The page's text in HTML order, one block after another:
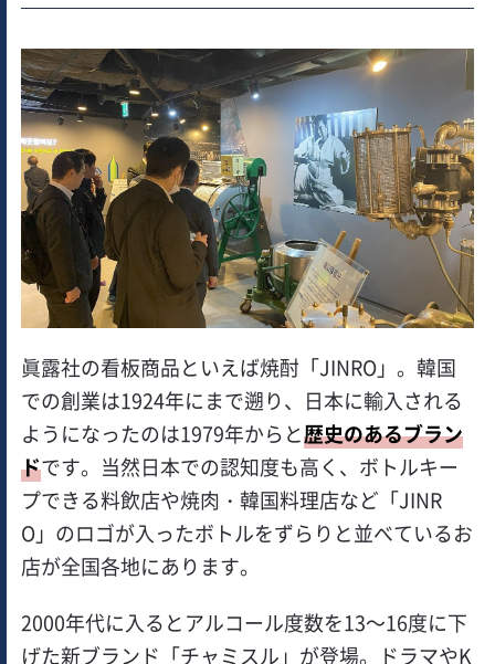
眞露社の看板商品といえば焼酎「JINRO」。韓国
での創業は1924年にまで遡り、日本に輸入される
ようになったのは1979年からと歴史のあるブラン
ドです。当然日本での認知度も高く、ボトルキー
プできる料飲店や焼肉・韓国料理店など「JINR
O」のロゴが入ったボトルをずらりと並べているお
店が全国各地にあります。
2000年代に入るとアルコール度数を13～16度に下
げた新ブランド「チャミスル」が登場。ドラマやK